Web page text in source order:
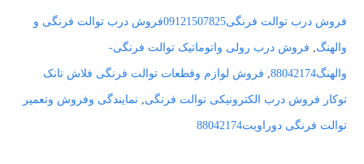
فروش درب توالت فرنگی09121507825فروش درب توالت فرنگی و
والهنگ, فروش درب رولی واتوماتیک توالت فرنگی-
والهنگ88042174 , فروش لوازم وقطعات توالت فرنگی فلاش تانک
توکار فروش درب الکترونیکی توالت فرنگی, نمایندگی وفروش وتعمیر
توالت فرنگی دوراویت88042174